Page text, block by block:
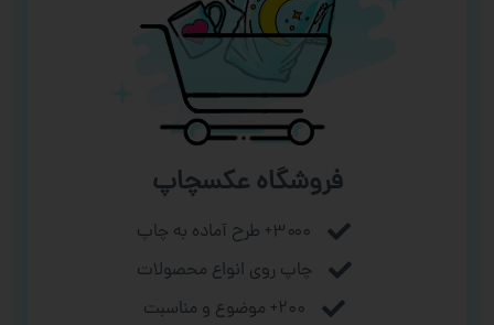
فروشگاه عکسچاپ
۳۰۰۰+ طرح آماده به چاپ
چاپ روی انواع محصولات
۲۰۰+ موضوع و مناسبت